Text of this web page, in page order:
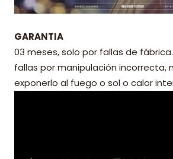
GARANTIA
03 meses, solo por fallas de
fallas por manipulación incorrecta,
exponerlo al fuego o sol o calor